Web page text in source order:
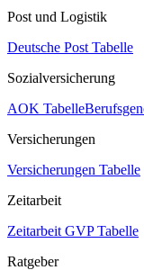
Post und Logistik
Deutsche Post Tabelle
Sozialversicherung
AOK Tabelle
Versicherungen
Versicherungen Tabelle
Zeitarbeit
Zeitarbeit GVP Tabelle
Ratgeber